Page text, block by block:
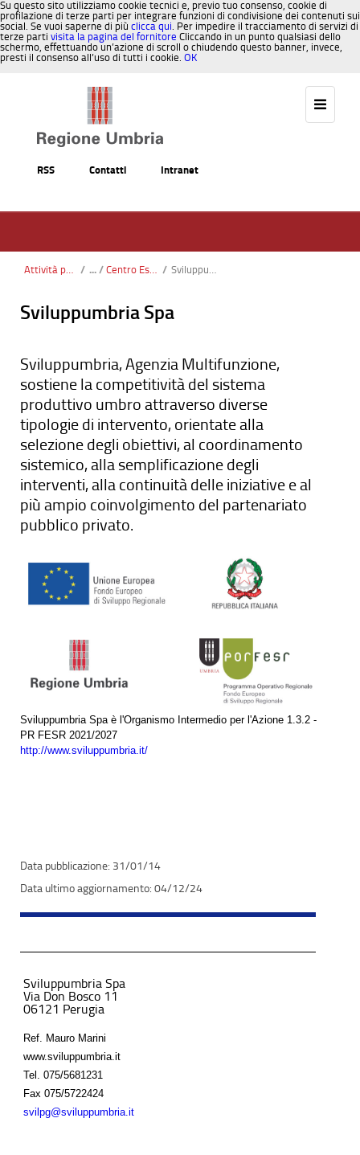
Su questo sito utilizziamo cookie tecnici e, previo tuo consenso, cookie di
profilazione di terze parti per integrare funzioni di condivisione dei contenuti sui
social. Se vuoi saperne di più clicca qui. Per impedire il tracciamento di servizi di
terze parti visita la pagina del fornitore Cliccando in un punto qualsiasi dello
schermo, effettuando un’azione di scroll o chiudendo questo banner, invece,
presti il consenso all’uso di tutti i cookie. OK
RSS Contatti Intranet
Attività produttive e imprese / Centro Estero Umbria / Sviluppumbria Spa
Sviluppumbria Spa
Sviluppumbria, Agenzia Multifunzione,
sostiene la competitività del sistema
produttivo umbro attraverso diverse
tipologie di intervento, orientate alla
selezione degli obiettivi, al coordinamento
sistemico, alla semplificazione degli
interventi, alla continuità delle iniziative e al
più ampio coinvolgimento del partenariato
pubblico privato.
Sviluppumbria Spa è l'Organismo Intermedio per l'Azione 1.3.2 -
PR FESR 2021/2027
http://www.sviluppumbria.it/
31/01/14
04/12/24
Sviluppumbria Spa
Via Don Bosco 11
06121 Perugia
Ref. Mauro Marini
www.sviluppumbria.it
Tel. 075/5681231
Fax 075/5722424
svilpg@sviluppumbria.it